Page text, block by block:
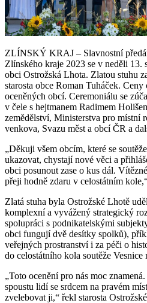
ZLÍNSKÝ KRAJ – Slavnostní
Zlínského kraje 2023 se v neděli 13.
obci Ostrožská Lhota. Zlatou stuhu
starosta obce Roman Tuháček.
oceněných obcí. Ceremoniálu se
v čele s hejtmanem Radimem
zemědělství, Ministerstva pro místní
venkova, Svazu měst a obcí ČR a
„Děkuji všem obcím, které se
ukazovat, chystají nové věci a
obci posunout zase o kus dál.
přeji hodně zdaru v celostátním
Zlatá stuha byla Ostrožské Lhotě
komplexní a vyvážený strategický
spolupráci s podnikatelskými
obci fungují dvě desítky spolků),
veřejných prostranství i za péči o
do celostátního kola soutěže Vesnice
„Toto ocenění pro nás moc
spoustu lidí se srdcem na pravém
zvelebovat ji,“ řekl starosta